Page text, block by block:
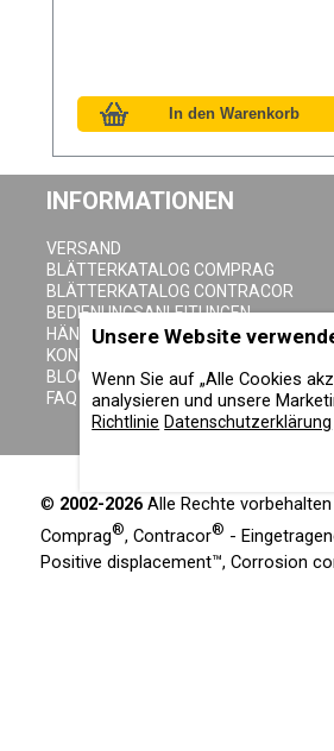
INFORMATIONEN
VERSAND
BLÄTTERKATALOG COMPRAG
BLÄTTERKATALOG CONTRACOR
BEDIENUNGSANLEITUNGEN
HÄNDLER SEITE
KONTAKTE
BLOG
FAQ
© 2002-2026Alle Rechte vorbehalten
Comprag®, Contracor® -
Positive displacement™, Corrosion
Unsere Website
Wenn Sie auf „Alle Cookies
analysieren und unsere
Richtlinie Datenschutzerklärung